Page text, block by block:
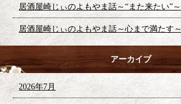
居酒屋崎じぃのよもやま話～“また来たい”～
居酒屋崎じぃのよもやま話～心まで満たす～
アーカイブ
2026年7月